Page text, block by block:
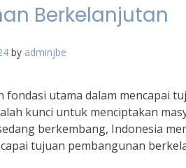
Berkelanjutan
by adminjbe
fondasi utama dalam mencapai
kunci untuk menciptakan
berkembang, Indonesia
tujuan pembangunan